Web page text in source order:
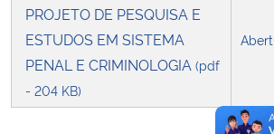
Ministério do Desenvolvimento Regional
Controladoria-Geral da União
Ministério da Mulher, da Família e dos Direitos
PROJETO DE PESQUISA E
ESTUDOS EM SISTEMA
PENAL E CRIMINOLOGIA (pdf
- 204 KB)